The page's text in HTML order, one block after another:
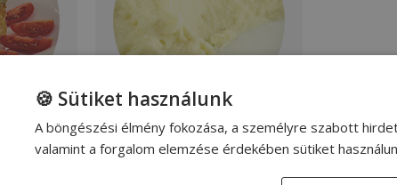
🍪 Sütiket használunk
A böngészési élmény fokozása, a személyre szabott
valamint a forgalom elemzése érdekében sütiket